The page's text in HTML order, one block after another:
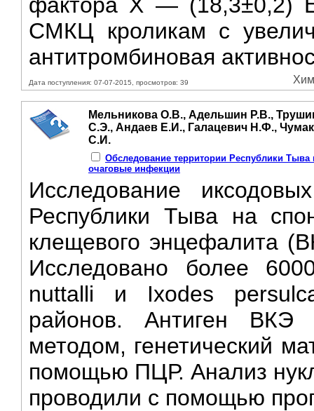
СМКЦ кроликам с
антитромбиновая
Дата поступления: 07-07-2015, просмотров: 39
Мельникова О.В., Адельшин Р.В.,
С.Э., Андаев Е.И., Галацевич Н.Ф.,
С.И.
Обследование территории Республики
очаговые инфекции
Исследование
Республики Тыва на
клещевого энцефалита
Исследовано более
nuttalli и Ixodes
районов. Антиген ВКЭ
методом, генетический
помощью ПЦР. Анализ
проводили с помощью